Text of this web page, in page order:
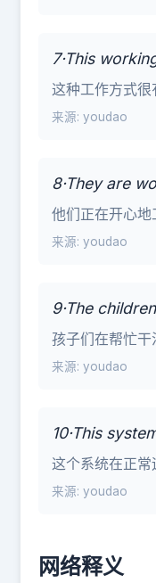
7·This
这种工作方式很
来源: youdao
8·They are
他们正在开心地
来源: youdao
9·The
孩子们在帮忙干
来源: youdao
10·This
这个系统在正常
来源: youdao
网络释义